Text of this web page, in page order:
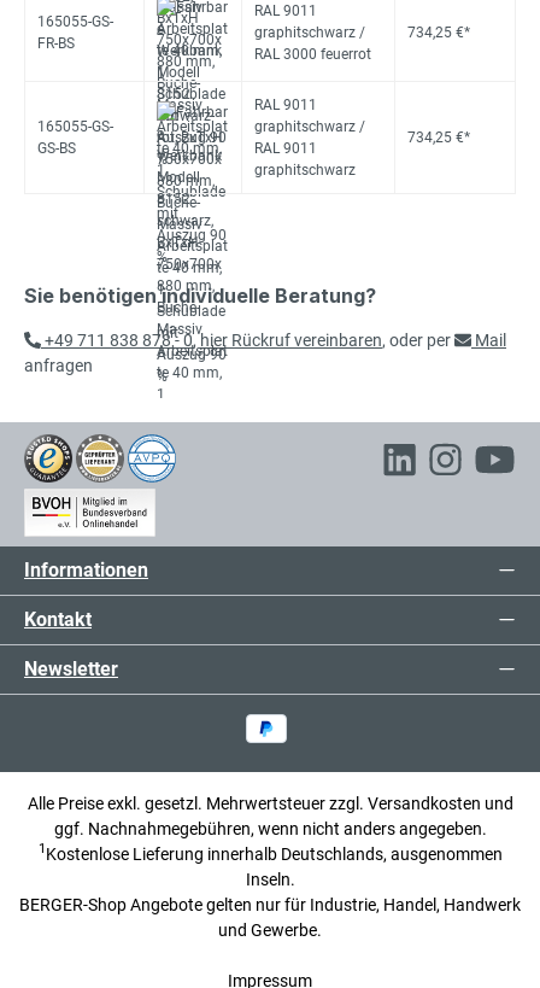
165055-GS-
FR-BS
RAL 9011
graphitschwarz /
RAL 3000 feuerrot
734,25 €*
165055-GS-
GS-BS
RAL 9011
graphitschwarz /
RAL 9011
graphitschwarz
734,25 €*
Sie benötigen individuelle Beratung?
+49 711 838 878 - 0,hier Rückruf vereinbaren, oder per
Mail
anfragen
Informationen
Kontakt
Newsletter
Alle Preise exkl. gesetzl. Mehrwertsteuer zzgl. Versandkosten und
ggf. Nachnahmegebühren, wenn nicht anders angegeben.
1 Kostenlose Lieferung innerhalb Deutschlands, ausgenommen
Inseln.
BERGER-Shop Angebote gelten nur für Industrie, Handel, Handwerk
und Gewerbe.
Impressum